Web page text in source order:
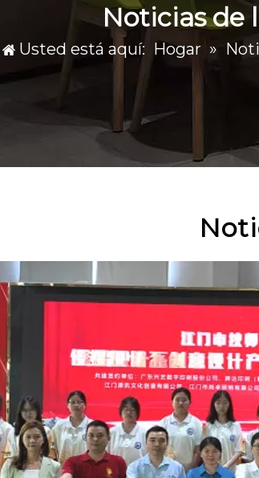
Noticias de
Usted está aquí: Hogar »